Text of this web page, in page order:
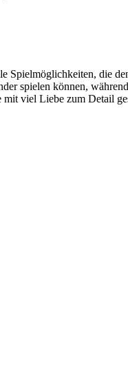
Spielmöglichkeiten, die
spielen können,
viel Liebe zum Detail